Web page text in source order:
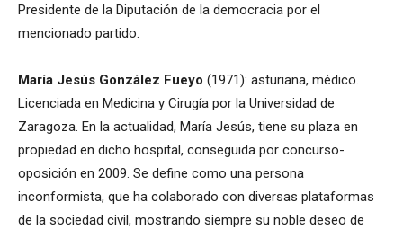
Presidente de la Diputación de la democracia por el
mencionado partido.
María Jesús González Fueyo (1971): asturiana, médico.
Licenciada en Medicina y Cirugía por la Universidad de
Zaragoza. En la actualidad, María Jesús, tiene su plaza en
propiedad en dicho hospital, conseguida por concurso-
oposición en 2009. Se define como una persona
inconformista, que ha colaborado con diversas plataformas
de la sociedad civil, mostrando siempre su noble deseo de